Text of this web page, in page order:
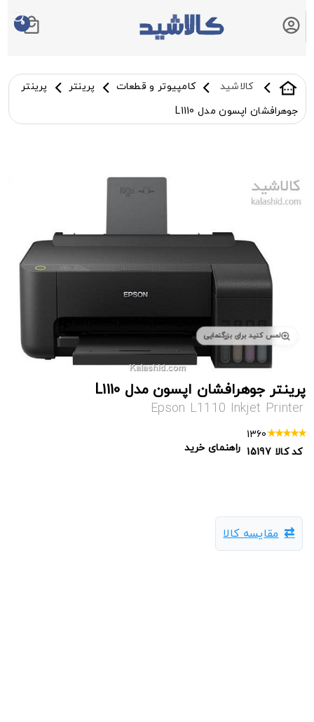
0
کالاشید کامپیوتر و قطعات پرینتر
پرینتر
جوهرافشان اپسون مدل L1110
لمس کنید برای بزرگنمایی
پرینتر جوهرافشان اپسون مدل L1110
Epson L1110 Inkjet Printer
1360
کد کالا 15197 راهنمای خرید
مقایسه کالا